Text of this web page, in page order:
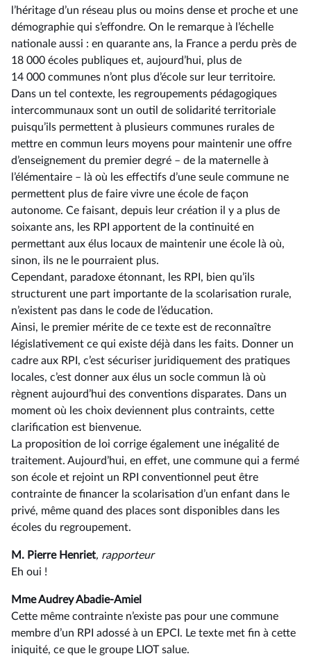
l’héritage d’un réseau plus ou moins dense et proche et une
démographie qui s’effondre. On le remarque à l’échelle
nationale aussi : en quarante ans, la France a perdu près de
18 000 écoles publiques et, aujourd’hui, plus de
14 000 communes n’ont plus d’école sur leur territoire.
Dans un tel contexte, les regroupements pédagogiques
intercommunaux sont un outil de solidarité territoriale
puisqu’ils permettent à plusieurs communes rurales de
mettre en commun leurs moyens pour maintenir une offre
d’enseignement du premier degré –⁠ de la maternelle à
l’élémentaire – là où les effectifs d’une seule commune ne
permettent plus de faire vivre une école de façon
autonome. Ce faisant, depuis leur création il y a plus de
soixante ans, les RPI apportent de la continuité en
permettant aux élus locaux de maintenir une école là où,
sinon, ils ne le pourraient plus.
Cependant, paradoxe étonnant, les RPI, bien qu’ils
structurent une part importante de la scolarisation rurale,
n’existent pas dans le code de l’éducation.
Ainsi, le premier mérite de ce texte est de reconnaître
législativement ce qui existe déjà dans les faits. Donner un
cadre aux RPI, c’est sécuriser juridiquement des pratiques
locales, c’est donner aux élus un socle commun là où
règnent aujourd’hui des conventions disparates. Dans un
moment où les choix deviennent plus contraints, cette
clarification est bienvenue.
La proposition de loi corrige également une inégalité de
traitement. Aujourd’hui, en effet, une commune qui a fermé
son école et rejoint un RPI conventionnel peut être
contrainte de financer la scolarisation d’un enfant dans le
privé, même quand des places sont disponibles dans les
écoles du regroupement.
M. Pierre Henriet, rapporteur
Eh oui !
Mme Audrey Abadie-Amiel
Cette même contrainte n’existe pas pour une commune
membre d’un RPI adossé à un EPCI. Le texte met fin à cette
iniquité, ce que le groupe LIOT salue.